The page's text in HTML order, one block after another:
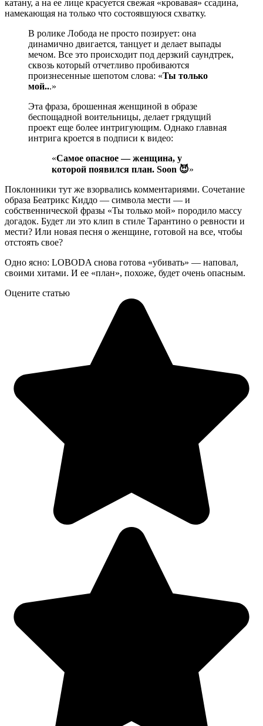
катану, а на ее лице красуется свежая «кровавая» ссадина,
намекающая на только что состоявшуюся схватку.
В ролике Лобода не просто позирует: она
динамично двигается, танцует и делает выпады
мечом. Все это происходит под дерзкий саундтрек,
сквозь который отчетливо пробиваются
произнесенные шепотом слова: «Ты только
мой...»
Эта фраза, брошенная женщиной в образе
беспощадной воительницы, делает грядущий
проект еще более интригующим. Однако главная
интрига кроется в подписи к видео:
«Самое опасное — женщина, у
которой появился план. Soon 😈»
Поклонники тут же взорвались комментариями. Сочетание
образа Беатрикс Киддо — символа мести — и
собственнической фразы «Ты только мой» породило массу
догадок. Будет ли это клип в стиле Тарантино о ревности и
мести? Или новая песня о женщине, готовой на все, чтобы
отстоять свое?
Одно ясно: LOBODA снова готова «убивать» — наповал,
своими хитами. И ее «план», похоже, будет очень опасным.
Оцените статью